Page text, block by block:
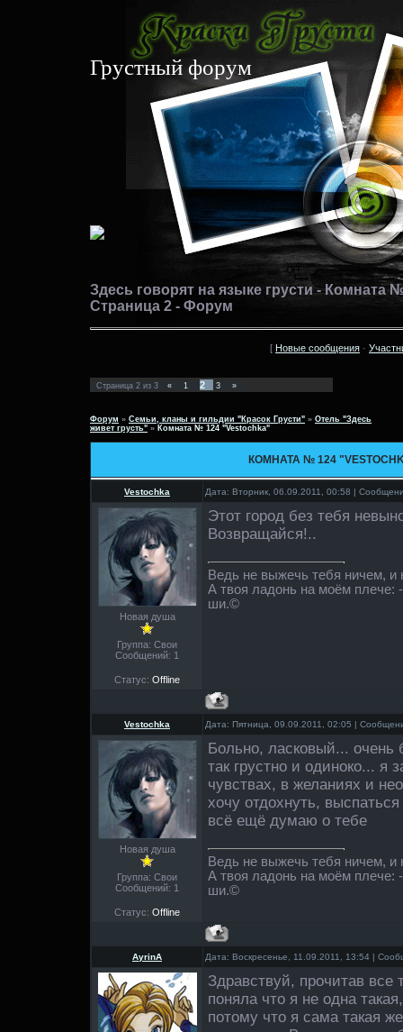
Грустный форум
Здесь говорят на языке грусти - Комната
Страница 2 - Форум
[ Новые сообщения ·
Страница 2 из 3 « 1 2 3 »
Форум » Семьи, кланы и гильдии "Красок Грусти" » Отель "Здесь
живет грусть" » Комната № 124 "Vestochka"
КОМНАТА № 124
Vestochka Дата: Вторник, 06.09.2011, 00:58 |
Новая душа
Группа: Свои
Сообщений: 1
Статус: Offline
Этот город без тебя
Возвращайся!..
Ведь не выжечь тебя ничем,
А твоя ладонь на моём
ши.©
Vestochka Дата: Пятница, 09.09.2011, 02:05 |
Новая душа
Группа: Свои
Сообщений: 1
Статус: Offline
Больно, ласковый... очень
так грустно и одиноко... я
чувствах, в желаниях и
хочу отдохнуть,
всё ещё думаю о тебе
Ведь не выжечь тебя ничем,
А твоя ладонь на моём
ши.©
AyrinA Дата: Воскресенье, 11.09.2011, 13:54 |
Здравствуй, прочитав все
поняла что я не одна
потому что я сама такая